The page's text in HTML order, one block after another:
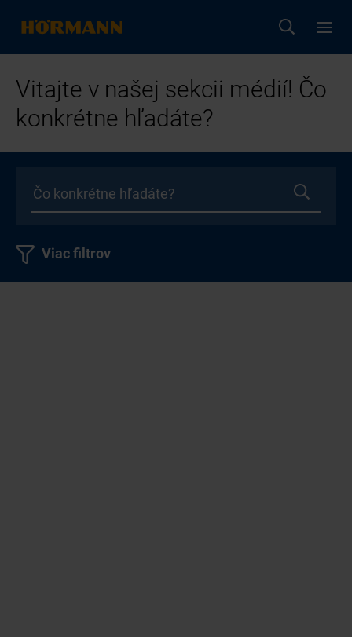
Vitajte v našej sekcii médií! Čo
konkrétne hľadáte?
Viac filtrov